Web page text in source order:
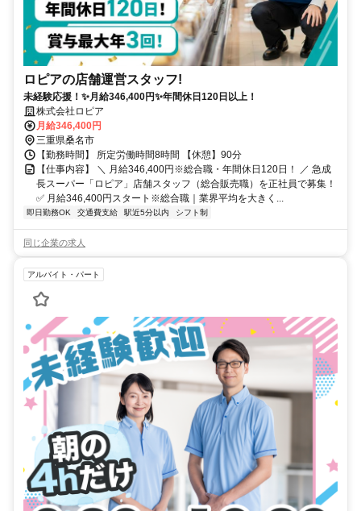
ロピアの店舗運営スタッフ!
未経験応援！✨月給346,400円✨年間休日120日以上！
株式会社ロピア
月給346,400円
三重県桑名市
【勤務時間】 所定労働時間8時間 【休憩】90分
【仕事内容】 ＼ 月給346,400円※総合職・年間休日120日！ ／ 急成
長スーパー「ロピア」店舗スタッフ（総合販売職）を正社員で募集！
✅ 月給346,400円スタート※総合職｜業界平均を大きく...
即日勤務OK 交通費支給 駅近5分以内 シフト制
同じ企業の求人
アルバイト・パート